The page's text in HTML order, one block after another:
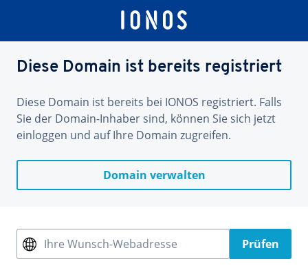
Diese Domain ist bereits registriert
Diese Domain ist bereits bei IONOS registriert. Falls
Sie der Domain-Inhaber sind, können Sie sich jetzt
einloggen und auf Ihre Domain zugreifen.
Domain verwalten
Ihre Wunsch-Webadresse Prüfen